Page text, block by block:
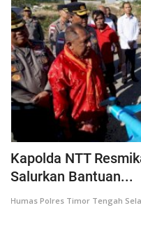
Kapolda NTT
Salurkan Bantuan...
Humas Polres Timor Tengah